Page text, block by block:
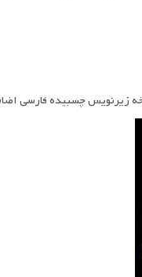
زیرنویس چسبیده فارسی